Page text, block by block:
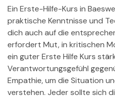
Ein Erste-Hilfe-Kurs in
praktische Kenntnisse und
dich auch auf die
erfordert Mut, in kritischen
ein guter Erste Hilfe Kurs
Verantwortungsgefühl
Empathie, um die Situation
verstehen. Jeder sollte sich